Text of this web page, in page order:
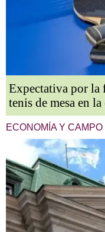
Expectativa por la
tenis de mesa en
ECONOMÍA Y CAMPO